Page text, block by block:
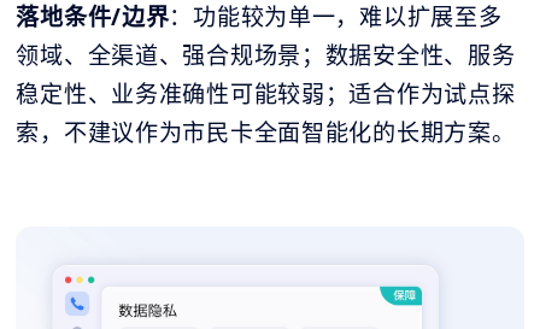
落地条件/边界：功能较为单一，难以扩展至多
领域、全渠道、强合规场景；数据安全性、服务
稳定性、业务准确性可能较弱；适合作为试点探
索，不建议作为市民卡全面智能化的长期方案。